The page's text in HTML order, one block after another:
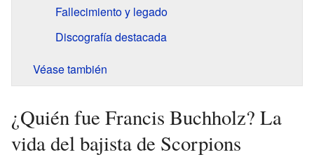
Fallecimiento y legado
Discografía destacada
Véase también
¿Quién fue Francis Buchholz? La
vida del bajista de Scorpions